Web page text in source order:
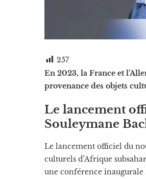
257
En 2023, la France et
provenance des objets
Le lancement
Souleymane
Le lancement officiel du
culturels d’Afrique
une conférence inaugurale